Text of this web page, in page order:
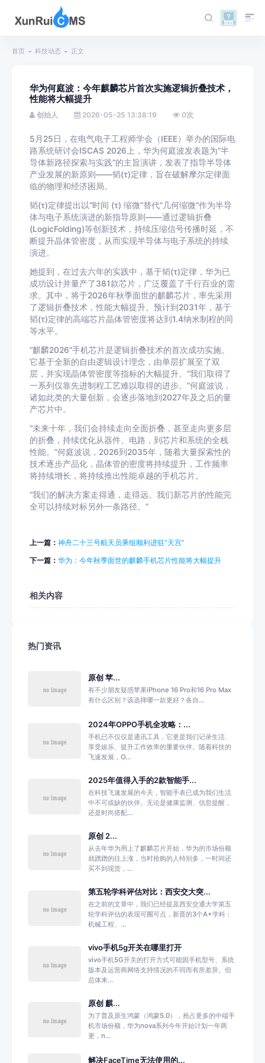
首页 科技动态 正文
华为何庭波：今年麒麟芯片首次实施逻辑折叠技术，
性能将大幅提升
创始人 2026-05-25 13:38:19 0次
5月25日，在电气电子工程师学会（IEEE）举办的国际电
路系统研讨会ISCAS 2026上，华为何庭波发表题为“半
导体新路径探索与实践”的主旨演讲，发表了指导半导体
产业发展的新原则——韬(τ)定律，旨在破解摩尔定律面
临的物理和经济困局。
韬(τ)定律提出以“时间 (τ) 缩微”替代“几何缩微”作为半导
体与电子系统演进的新指导原则——通过逻辑折叠
(LogicFolding)等创新技术，持续压缩信号传播时延，不
断提升晶体管密度，从而实现半导体与电子系统的持续
演进。
她提到，在过去六年的实践中，基于韬(τ)定律，华为已
成功设计并量产了381款芯片，广泛覆盖了千行百业的需
求。其中，将于2026年秋季面世的麒麟芯片，率先采用
了逻辑折叠技术，性能大幅提升。预计到2031年，基于
韬(τ)定律的高端芯片晶体管密度将达到1.4纳米制程的同
等水平。
“麒麟2026”手机芯片是逻辑折叠技术的首次成功实施。
它基于全新的自由逻辑设计理念，由单层扩展至了双
层，并实现晶体管密度等指标的大幅提升。“我们取得了
一系列仅靠先进制程工艺难以取得的进步。”何庭波说，
诸如此类的大量创新，会逐步落地到2027年及之后的量
产芯片中。
“未来十年，我们会持续走向全面折叠，甚至走向更多层
的折叠，持续优化从器件、电路，到芯片和系统的全栈
性能。”何庭波说，2026到2035年，随着大量探索性的
技术逐步产品化，晶体管的密度将持续提升，工作频率
将持续增长，将持续推出性能卓越的手机芯片。
“我们的解决方案走得通，走得远。我们新芯片的性能完
全可以持续对标另外一条路径。”
上一篇： 神舟二十三号航天员乘组顺利进驻“天宫”
下一篇： 华为：今年秋季面世的麒麟手机芯片性能将大幅提升
相关内容
热门资讯
原创 苹...
有不少朋友疑惑苹果iPhone 16 Pro和16 Pro Max
有什么区别？该选择哪一款更好？各自...
2024年OPPO手机全攻略：...
手机已不仅仅是通讯工具，它更是我们记录生活、
享受娱乐、提升工作效率的重要伙伴。随着科技的
飞速发展，O...
2025年值得入手的2款智能手...
在科技飞速发展的今天，智能手表已成为我们生活
中不可或缺的伙伴。无论是健康监测、信息提醒，
还是时尚搭配...
原创 2...
从去年华为用上了麒麟芯片开始，华为的市场份额
就蹭蹭的往上涨，当时抢购的人特别多，一时间还
买不到现货，...
第五轮学科评估对比：西安交大突...
在之前的文章中，我们已经提及西安交通大学第五
轮学科评估的表现可圈可点，新晋的3个A+学科：
机械工程、...
vivo手机5g开关在哪里打开
vivo手机5G开关的打开方式可能因手机型号、系统
版本及运营商网络支持情况的不同而有所差异。但
总体来...
原创 麒...
为了普及原生鸿蒙（鸿蒙5.0），抢占更多的中端手
机市场份额，华为nova系列今年开始计划一年两
更，n...
解决FaceTime无法使用的...